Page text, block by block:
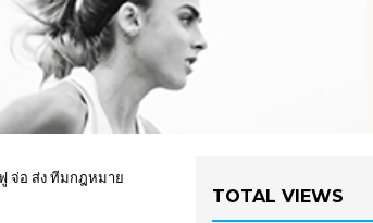
จ่อ ส่ง ทีมกฎหมาย
TOTAL VIEWS